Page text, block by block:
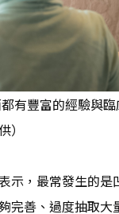
有豐富的經驗與
示，最常發生的是
完善、過度抽取大